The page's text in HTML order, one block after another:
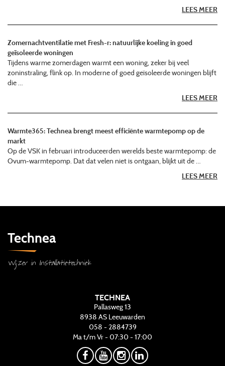
LEES MEER
Zomernachtventilatie met Fresh-r: natuurlijke koeling in goed
geïsoleerde woningen
Tijdens warme zomerdagen warmt een woning, zeker bij veel
zoninstraling, flink op. In moderne of goed geïsoleerde woningen blijft
die …
LEES MEER
Warmte365: Technea brengt meest efficiënte warmtepomp op de
markt
Op de VSK in februari introduceerden werelds beste warmtepomp: de
Ovum-warmtepomp. Dat dat velen niet is ontgaan, blijkt uit de …
LEES MEER
Technea
Wijzer in Installatietechniek
TECHNEA
Pallasweg 13
8938 AS Leeuwarden
058 - 2884739
Ma t/m Vr - 07:30 - 17:00